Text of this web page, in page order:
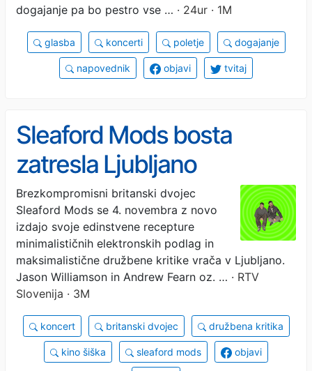
dogajanje pa bo pestro vse … · 24ur · 1M
glasba koncerti poletje dogajanje
napovednik objavi tvitaj
Sleaford Mods bosta
zatresla Ljubljano
Brezkompromisni britanski dvojec
Sleaford Mods se 4. novembra z novo
izdajo svoje edinstvene recepture
minimalističnih elektronskih podlag in
maksimalistične družbene kritike vrača v Ljubljano.
Jason Williamson in Andrew Fearn oz. … · RTV
Slovenija · 3M
koncert britanski dvojec družbena kritika
kino šiška sleaford mods objavi